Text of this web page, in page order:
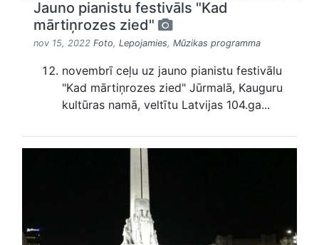
Jauno pianistu festivāls "Kad
mārtiņrozes zied"
nov 15, 2022 Foto, Lepojamies, Mūzikas programma
novembrī ceļu uz jauno pianistu festivālu
"Kad mārtiņrozes zied" Jūrmalā, Kauguru
kultūras namā, veltītu Latvijas 104.ga...